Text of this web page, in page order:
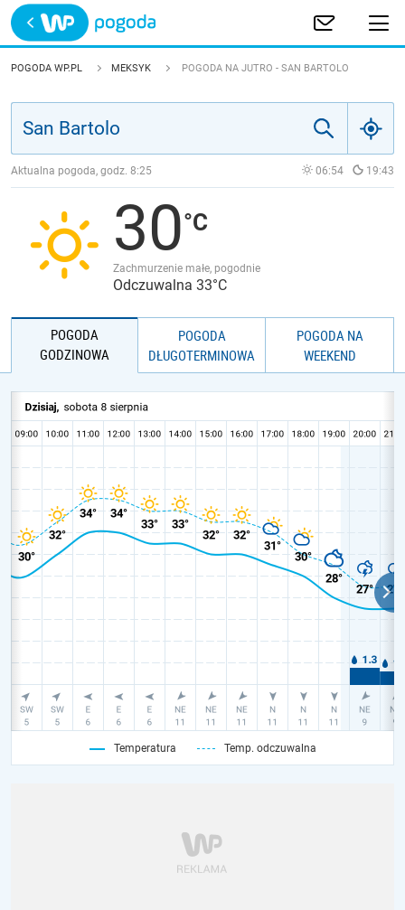
Trwa ładowanie
POLSKA
JAKOŚĆ POWIETRZA
POGODA WP.PL MEKSYK POGODA NA JUTRO - SAN BARTOLO
Aktualna pogoda, godz. 8:25 06:54 19:43
30
Zachmurzenie małe, pogodnie
Odczuwalna 33°C
POGODA
GODZINOWA
POGODA
DŁUGOTERMINOWA
POGODA NA
WEEKEND
Temperatura Temp. odczuwalna